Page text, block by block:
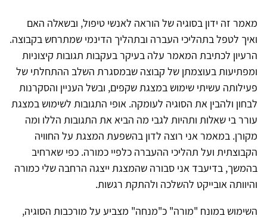
מאמר זה ידון בסוגיה של הוראה לאנשי טיפול, ובשאלה האם
ואיך לטפל בתהליכי העברה ובתהליך הדינמי שמתרחש בקבוצה.
הרעיון לכתיבת המאמר עלה בעיקר בעקבות תגובות קיצוניות
ומפתיעות בעוצמתן של קבוצה שבמסגרת השלב ההתחלתי של
פעילותה עשיתי שימוש במצגת שקפים, ובשל העניין והסקרנות
לבחון ולהבין את הסוגיה לעומקה. אופי התגובות לשימוש במצגת
עורר בי שאלות ותהיות לגבי מה הביא את התגובות הללו ומה
מקורן. במאמר אני רוצה לדון בהשפעת המצגת על החוויה
הקבוצתית ועל תהליכי ההעברה כלפיי כמורה. כפי שארחיב
בהמשך, בדיעבד אני סבורה שהמצגת ייצגה הרחבה שלי כמורה
והיוותה אובייקט להשלכה ולהתקת רגשות.
השימוש במונח "מורה" כ"מנחה" מצביע על מורכבות הסוגיה,